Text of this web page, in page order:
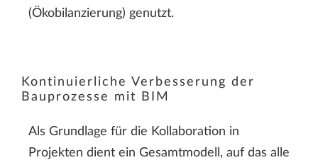
(Ökobilanzierung) genutzt.
Kontinuierliche Verbesserung der
Bauprozesse mit BIM
Als Grundlage für die Kollaboration in
Projekten dient ein Gesamtmodell, auf das alle